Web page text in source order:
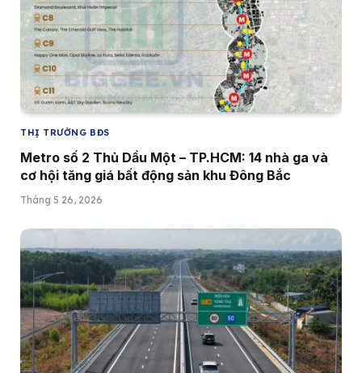
THỊ TRƯỜNG BĐS
Metro số 2 Thủ Dầu Một – TP.HCM: 14 nhà ga và
cơ hội tăng giá bất động sản khu Đông Bắc
Tháng 5 26, 2026